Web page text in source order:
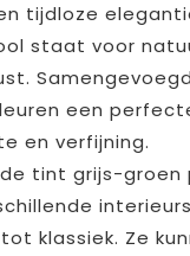
tijdloze
staat voor
een
en verfijning.
tint grijs-groen
klassiek. Ze